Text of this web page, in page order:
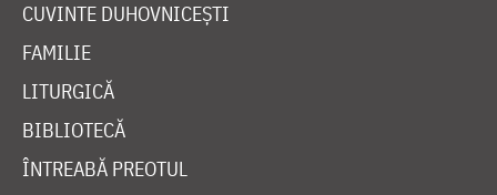
CUVINTE DUHOVNICEȘTI
FAMILIE
LITURGICĂ
BIBLIOTECĂ
ÎNTREABĂ PREOTUL